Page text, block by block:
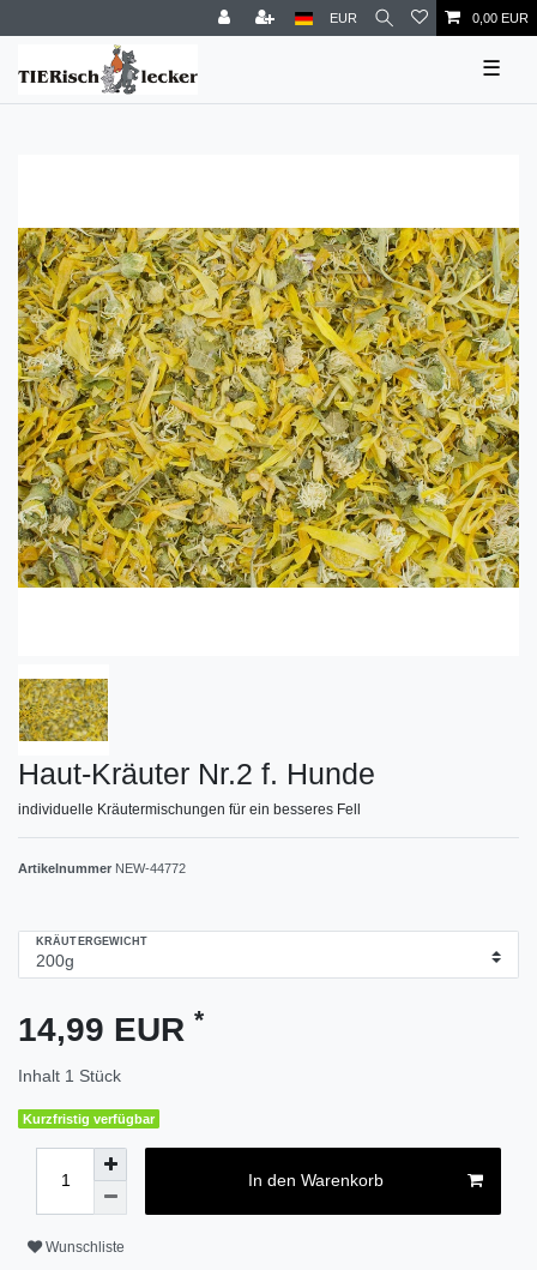
EUR 0,00 EUR
☰
Haut-Kräuter Nr.2 f. Hunde
individuelle Kräutermischungen für ein besseres Fell
Artikelnummer NEW-44772
KRÄUTERGEWICHT
14,99 EUR *
Inhalt 1 Stück
Kurzfristig verfügbar
In den Warenkorb
Wunschliste